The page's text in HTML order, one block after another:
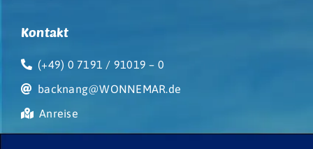
Kontakt
(+49) 0 7191 / 91019 – 0
backnang@WONNEMAR.de
Anreise